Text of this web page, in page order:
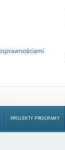
PROJEKTY PROGRAMY